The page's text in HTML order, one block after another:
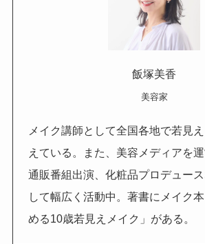
飯塚美香
美容家
メイク講師として全国各地で若見
えている。また、美容メディアを運
通販番組出演、化粧品プロデュー
して幅広く活動中。著書にメイク
める10歳若見えメイク」がある。